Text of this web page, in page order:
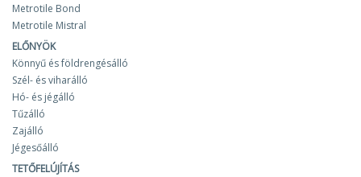
Metrotile Bond
Metrotile Mistral
ELŐNYÖK
Könnyű és földrengésálló
Szél- és viharálló
Hó- és jégálló
Tűzálló
Zajálló
Jégesőálló
TETŐFELÚJÍTÁS